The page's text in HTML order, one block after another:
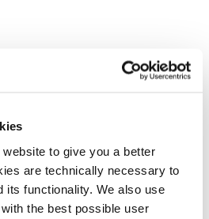
to give you a better
are technically necessary to
its functionality. We also use
the best possible user
nu tilbage med sit
afslutningskapitel.
Cynthia Erivo) og
Ariana Grande) er
og står over for